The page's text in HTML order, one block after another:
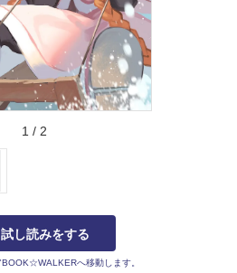
1 / 2
試し読みをする
へ移動します。